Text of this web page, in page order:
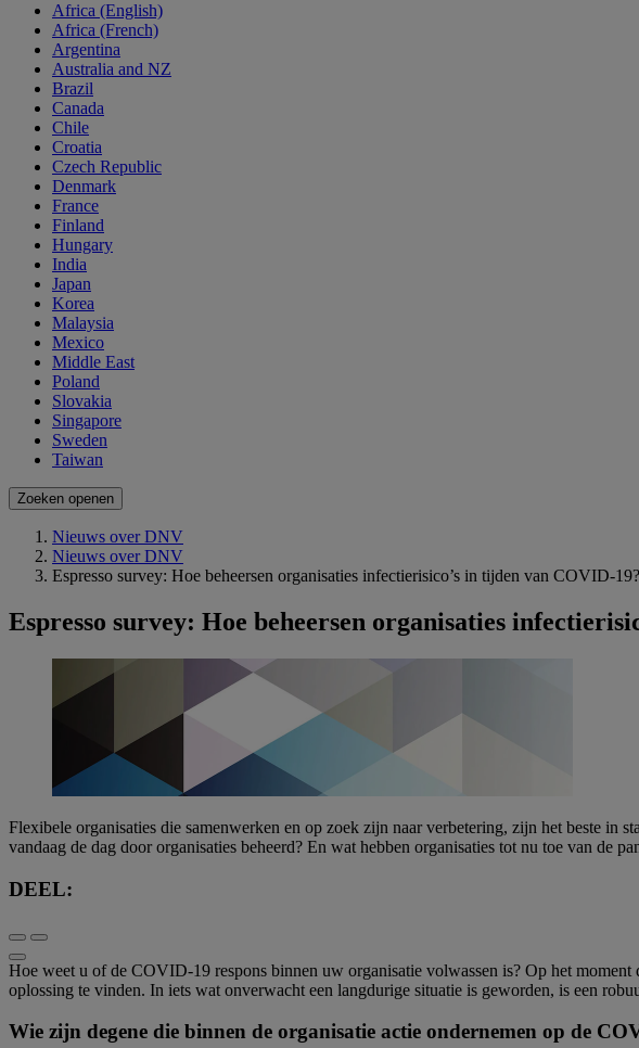
Africa (English)
Africa (French)
Argentina
Australia and NZ
Brazil
Canada
Chile
Croatia
Czech Republic
Denmark
France
Finland
Hungary
India
Japan
Korea
Malaysia
Mexico
Middle East
Poland
Slovakia
Singapore
Sweden
Taiwan
Zoeken openen
Nieuws over DNV
Nieuws over DNV
Espresso survey: Hoe beheersen organisaties infectierisico’s in tijden van COVID-19?
Espresso survey: Hoe beheersen organisaties
Flexibele organisaties die samenwerken en op zoek zijn naar verbetering, zijn het beste in
vandaag de dag door organisaties beheerd? En wat hebben organisaties tot nu toe van de
DEEL:
Hoe weet u of de COVID-19 respons binnen uw organisatie volwassen is? Op het
oplossing te vinden. In iets wat onverwacht een langdurige situatie is geworden, is een
Wie zijn degene die binnen de organisatie actie ondernemen op de